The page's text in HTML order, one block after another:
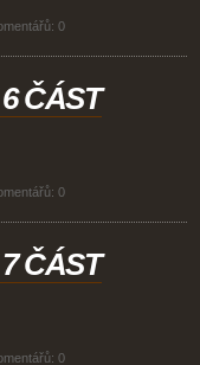
0
ČÁST
0
ČÁST
0